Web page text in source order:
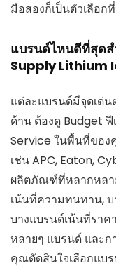
มือสองก็เป็นตัวเลือก
แบรนด์ไหนดีที่สุด
Supply Lithium
แต่ละแบรนด์มีจุดเด่
ด้าน ต้องดู Budget
Service ในพื้นที่ขอ
เช่น APC, Eaton,
ผลิตภัณฑ์ที่หลากหลา
เน้นที่ความทนทาน,
บางแบรนด์เน้นที่รา
หลายๆ แบรนด์ และก
คุณตัดสินใจเลือกแบ